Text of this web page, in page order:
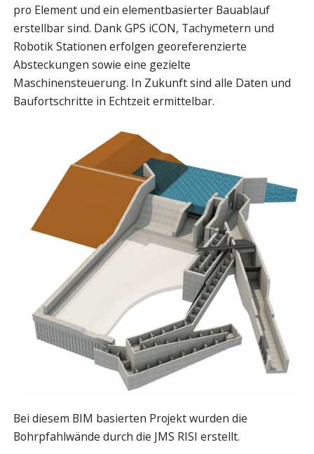
pro Element und ein elementbasierter Bauablauf
erstellbar sind. Dank GPS iCON, Tachymetern und
Robotik Stationen erfolgen georeferenzierte
Absteckungen sowie eine gezielte
Maschinensteuerung. In Zukunft sind alle Daten und
Baufortschritte in Echtzeit ermittelbar.
Bei diesem BIM basierten Projekt wurden die
Bohrpfahlwände durch die JMS RISI erstellt.